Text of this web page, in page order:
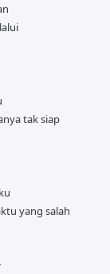
tak siap
yang salah